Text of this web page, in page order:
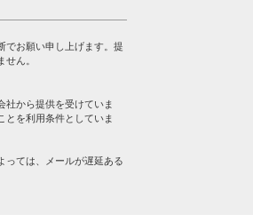
でお願い申し上げます。提
ん。
社から提供を受けていま
とを利用条件としていま
っては、メールが遅延ある